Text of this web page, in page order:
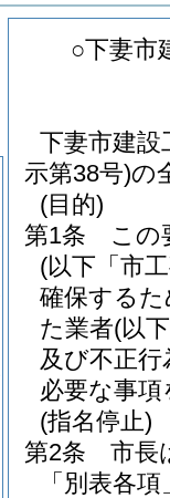
○下妻市
下妻市建設
示第38号)の
(目的)
第1条
この
(以下「市
確保するた
た業者(以
及び不正
必要な事
(指名停止)
第2条
市長
「別表各